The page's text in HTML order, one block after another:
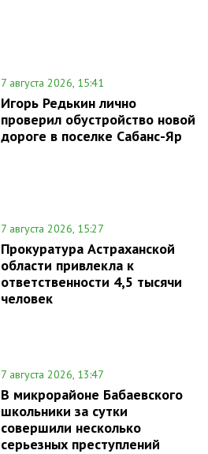
7 августа 2026, 15:41
Игорь Редькин лично
проверил обустройство новой
дороге в поселке Сабанс-Яр
7 августа 2026, 15:27
Прокуратура Астраханской
области привлекла к
ответственности 4,5 тысячи
человек
7 августа 2026, 13:47
В микрорайоне Бабаевского
школьники за сутки
совершили несколько
серьезных преступлений